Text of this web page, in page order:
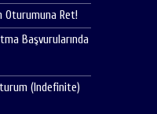
Oturumuna Ret!
Başvurularında
(Indefinite)